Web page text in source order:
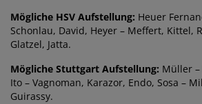
Mögliche HSV Aufstellung: Heuer
Schonlau, David, Heyer – Meffert, Kittel,
Glatzel, Jatta.
Mögliche Stuttgart Aufstellung: Müller
Ito – Vagnoman, Karazor, Endo, Sosa –
Guirassy.